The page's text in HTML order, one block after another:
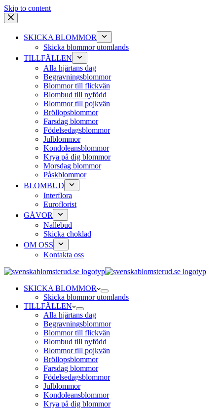
Skip to content
SKICKA BLOMMOR
Skicka blommor utomlands
TILLFÄLLEN
Alla hjärtans dag
Begravningsblommor
Blommor till flickvän
Blombud till nyfödd
Blommor till pojkvän
Bröllopsblommor
Farsdag blommor
Födelsedagsblommor
Julblommor
Kondoleansblommor
Krya på dig blommor
Morsdag blommor
Påskblommor
BLOMBUD
Interflora
Euroflorist
GÅVOR
Nallebud
Skicka choklad
OM OSS
Kontakta oss
SKICKA BLOMMOR
Skicka blommor utomlands
TILLFÄLLEN
Alla hjärtans dag
Begravningsblommor
Blommor till flickvän
Blombud till nyfödd
Blommor till pojkvän
Bröllopsblommor
Farsdag blommor
Födelsedagsblommor
Julblommor
Kondoleansblommor
Krya på dig blommor